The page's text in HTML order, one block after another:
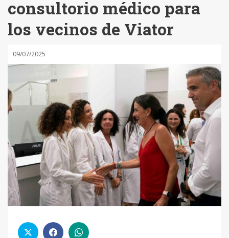
consultorio médico para
los vecinos de Viator
09/07/2025